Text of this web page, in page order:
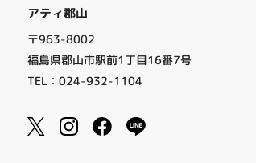
アティ郡山
〒963-8002
福島県郡山市駅前1丁目16番7号
TEL：024-932-1104